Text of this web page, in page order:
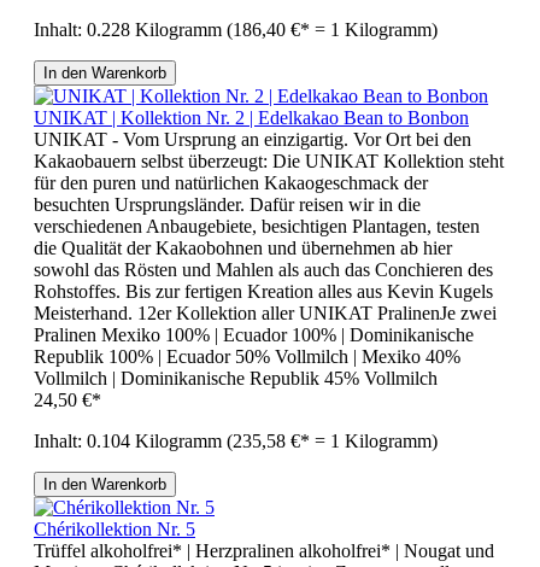
Inhalt: 0.228 Kilogramm (186,40 €* = 1 Kilogramm)
In den Warenkorb
UNIKAT | Kollektion Nr. 2 | Edelkakao Bean to Bonbon
UNIKAT - Vom Ursprung an einzigartig. Vor Ort bei den
Kakaobauern selbst überzeugt: Die UNIKAT Kollektion steht
für den puren und natürlichen Kakaogeschmack der
besuchten Ursprungsländer. Dafür reisen wir in die
verschiedenen Anbaugebiete, besichtigen Plantagen, testen
die Qualität der Kakaobohnen und übernehmen ab hier
sowohl das Rösten und Mahlen als auch das Conchieren des
Rohstoffes. Bis zur fertigen Kreation alles aus Kevin Kugels
Meisterhand. 12er Kollektion aller UNIKAT PralinenJe zwei
Pralinen Mexiko 100% | Ecuador 100% | Dominikanische
Republik 100% | Ecuador 50% Vollmilch | Mexiko 40%
Vollmilch | Dominikanische Republik 45% Vollmilch
24,50 €*
Inhalt: 0.104 Kilogramm (235,58 €* = 1 Kilogramm)
In den Warenkorb
Chérikollektion Nr. 5
Trüffel alkoholfrei* | Herzpralinen alkoholfrei* | Nougat und